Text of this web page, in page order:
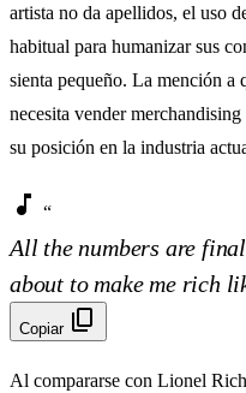
artista no da apellidos, el uso
habitual para humanizar sus
sienta pequeño. La mención a
necesita vender
su posición en la industria
music_note “
All the numbers are
about to make me rich
Copiar content_copy
Al compararse con Lionel